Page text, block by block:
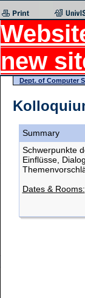
new
Dept. of Computer
Summary
Schwerpunkte
Einflüsse,
Dates & Rooms: